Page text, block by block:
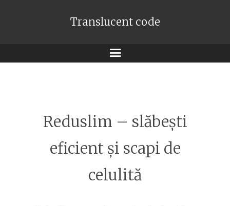
Translucent code
Meniu
Reduslim – slăbești
eficient și scapi de
celulită